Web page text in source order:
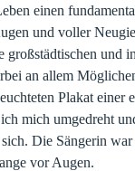
einen
und voller
großstädtischen und
an allem
Plakat einer
mich umgedreht
Die Sängerin
vor Augen.